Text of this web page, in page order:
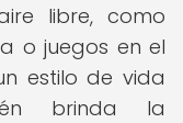
libre, como
o juegos en el
estilo de vida
brinda la